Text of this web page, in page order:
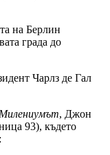
на Берлин
града до
Чарлз де Гал
, Джон
93), където